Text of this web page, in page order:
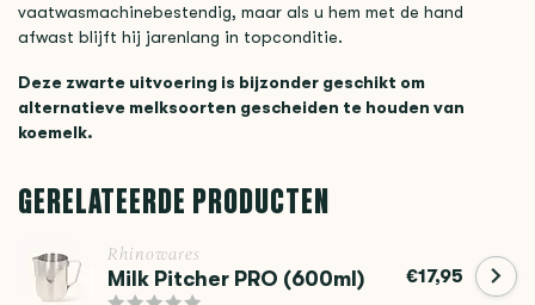
vaatwasmachinebestendig, maar als u hem met de hand
afwast blijft hij jarenlang in topconditie.
Deze zwarte uitvoering is bijzonder geschikt om
alternatieve melksoorten gescheiden te houden van
koemelk.
GERELATEERDE PRODUCTEN
Rhinowares
Milk Pitcher PRO (600ml) €17,95